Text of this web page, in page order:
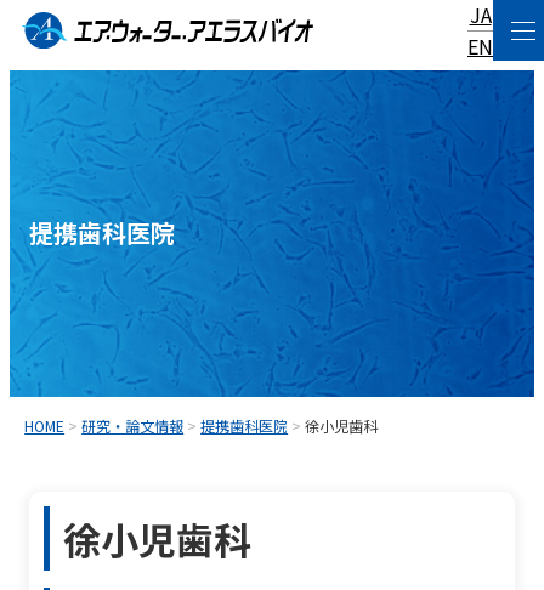
コ
ン
テ
ン
へ
ス
キ
ッ
プ
EN
JA
提携歯科医院
HOME >研究・論文情報 >提携歯科医院 >徐小児歯科
徐小児歯科